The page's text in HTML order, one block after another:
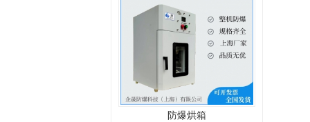
防爆烘箱